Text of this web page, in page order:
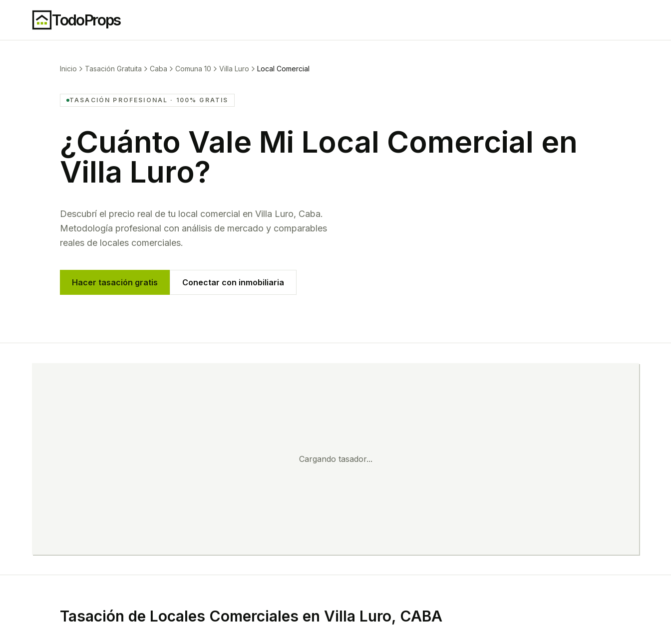
TodoProps
Inicio Tasación Gratuita Caba Comuna 10 Villa Luro Local Comercial
TASACIÓN PROFESIONAL · 100% GRATIS
¿Cuánto Vale Mi Local Comercial en
Villa Luro?
Descubrí el precio real de tu local comercial en Villa Luro, Caba.
Metodología profesional con análisis de mercado y comparables
reales de locales comerciales.
Hacer tasación gratis Conectar con inmobiliaria
Cargando tasador...
Tasación de Locales Comerciales en Villa Luro, CABA